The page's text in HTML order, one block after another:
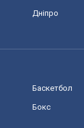
Дніпро
Баскетбол
Бокс